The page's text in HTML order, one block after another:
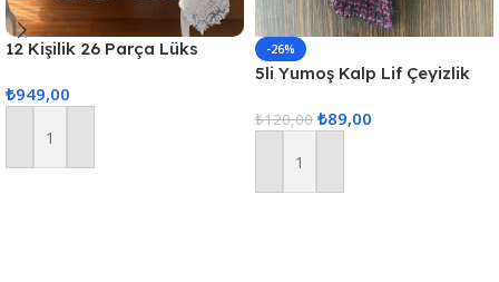
12 Kişilik 26 Parça Lüks
Masa Örtüsü Seti
₺949,00
Sepete Ekle
-26%
5li Yumoş Kalp Lif Çeyizlik
₺120,00 ₺89,00
Sepete Ekle